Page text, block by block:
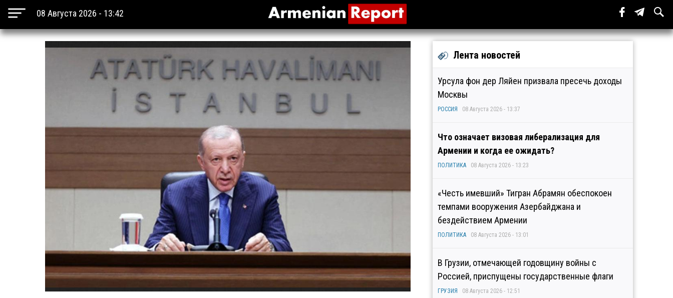
08 Августа 2026 - 13:42
Лента новостей
Урсула фон дер Ляйен призвала пресечь доходы
Москвы
РОССИЯ 08 Августа 2026 - 13:37
Что означает визовая либерализация для
Армении и когда ее ожидать?
ПОЛИТИКА 08 Августа 2026 - 13:23
«Честь имевший» Тигран Абрамян обеспокоен
темпами вооружения Азербайджана и
бездействием Армении
ПОЛИТИКА 08 Августа 2026 - 13:01
В Грузии, отмечающей годовщину войны с
Россией, приспущены государственные флаги
ГРУЗИЯ 08 Августа 2026 - 12:51